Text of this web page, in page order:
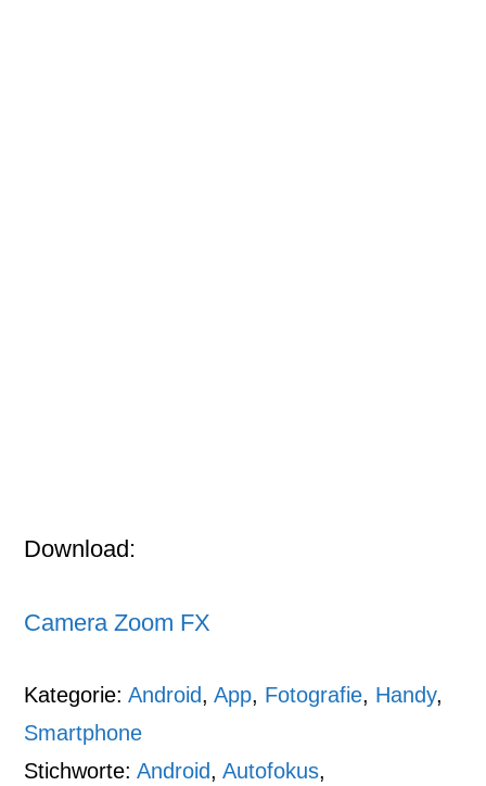
Download:
Camera Zoom FX
Kategorie:Android,App, Fotografie, Handy,
Smartphone
Stichworte:Android,Autofokus,